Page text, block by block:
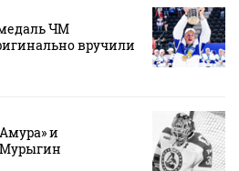
ЧМ
вручили
и
Мурыгин